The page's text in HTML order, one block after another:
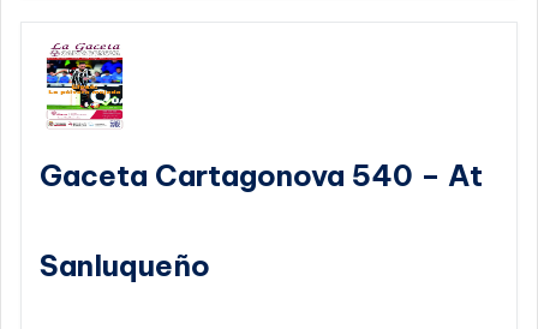
Gaceta Cartagonova 540 – At
Sanluqueño